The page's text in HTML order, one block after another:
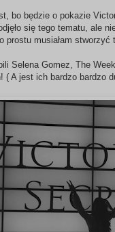
bo będzie o pokazie
się tego tematu, ale
prostu musiałam stworzyć
Selena Gomez, The
( A jest ich bardzo bardzo